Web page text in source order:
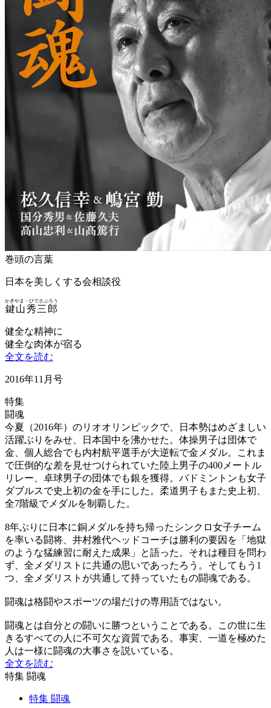
巻頭の言葉
日本を美しくする会相談役
鍵山秀三郎
かぎやま・ひでさぶろう
健全な精神に
健全な肉体が宿る
全文を読む
2016年11月号
特集
闘魂
今夏（2016年）のリオオリンピックで、日本勢はめざましい
活躍ぶりをみせ、日本国中を沸かせた。体操男子は団体で
金、個人総合でも内村航平選手が大逆転で金メダル。これま
で圧倒的な差を見せつけられていた陸上男子の400メートル
リレー、卓球男子の団体でも銀を獲得。バドミントンも女子
ダブルスで史上初の金を手にした。柔道男子もまた史上初、
全7階級でメダルを制覇した。
8年ぶりに日本に銅メダルを持ち帰ったシンクロ女子チーム
を率いる闘将、井村雅代ヘッドコーチは勝利の要因を「地獄
のような猛練習に耐えた成果」と語った。それは種目を問わ
ず、全メダリストに共通の思いであったろう。そしてもう1
つ、全メダリストが共通して持っていたもの闘魂である。
闘魂は格闘やスポーツの場だけの専用語ではない。
闘魂とは自分との闘いに勝つということである。この世に生
きるすべての人に不可欠な資質である。事実、一道を極めた
人は一様に闘魂の大事さを説いている。
全文を読む
特集 闘魂
特集 闘魂